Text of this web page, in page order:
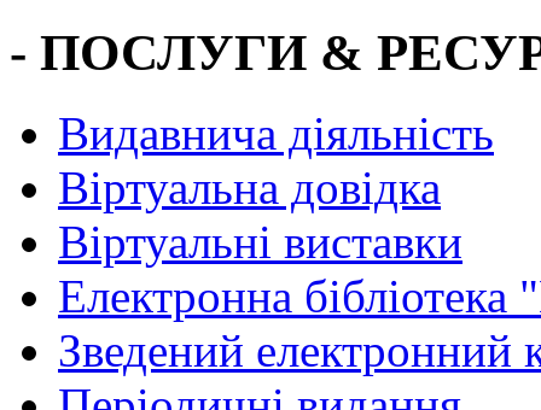
- ПОСЛУГИ &
Видавнича діяльність
Віртуальна довідка
Віртуальні виставки
Електронна
Зведений електронний